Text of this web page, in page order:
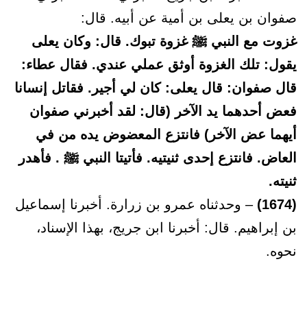
صفوان بن يعلى بن أمية عن أبيه. قال:
غزوت مع النبي ﷺ غزوة تبوك. قال: وكان يعلى
يقول: تلك الغزوة أوثق عملي عندي. فقال عطاء:
قال صفوان: قال يعلى: كان لي أجير. فقاتل إنسانا
فعض أحدهما يد الآخر (قال: لقد أخبرني صفوان
أيهما عض الآخر) فانتزع المعضوض يده من في
العاض. فانتزع إحدى ثنيتيه. فأتيتا النبي ﷺ . فأهدر
ثنيته.
(1674)
– وحدثناه عمرو بن زرارة. أخبرنا إسماعيل
بن إبراهيم. قال: أخبرنا ابن جريج، بهذا الإسناد،
نحوه.